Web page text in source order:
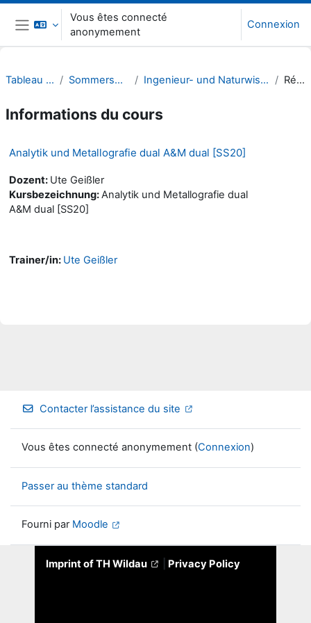
Passer au contenu principal
Panneau latéral
Vous êtes connecté
anonymement
Connexion
Tableau de bord Sommersemester 20 Ingenieur- und Naturwissenschaften (INW) Résumé
Informations du cours
Analytik und Metallografie dual A&M dual [SS20]
Dozent: Ute Geißler
Kursbezeichnung:Analytik und Metallografie dual
A&M dual [SS20]
Trainer/in: Ute Geißler
Contacter l’assistance du site
Vous êtes connecté anonymement (Connexion)
Passer au thème standard
Fourni par Moodle
Imprint of TH Wildau Privacy Policy